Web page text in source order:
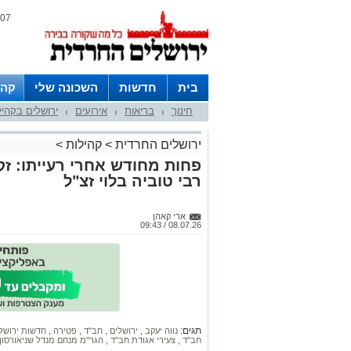
07 אוגוסט 2026 / 03:38
בית חדשות השכונה שלי
חצרות
חינוך בריאות אירועים ירושלים
ירושלים החרדית > קהילות >
פחות מחודש אחרי רעייתו:
רבי טוביה בלוי זצ"ל
ארי קאהן
08.07.26 / 09:43
תגים: נווה יעקב ירושלים חב"ד פטירה
חדשות
חב"ד
צעירי אגודת חב"ד הגר"מ מנחם מנדל שניאורסון